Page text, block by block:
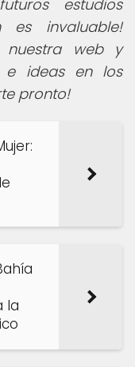
estudios
es invaluable!
nuestra web y
e ideas en los
pronto!
la